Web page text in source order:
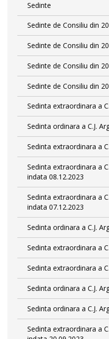
Sedinte
Sedinte de Consiliu din
Sedinte de Consiliu din
Sedinte de Consiliu din
Sedinte de Consiliu din
Sedinta extraordinara a
Sedinta ordinara a C.J.
Sedinta extraordinara a
Sedinta extraordinara a
indata 08.12.2023
Sedinta extraordinara a
indata 07.12.2023
Sedinta ordinara a C.J.
Sedinta extraordinara a
Sedinta extraordinara a
Sedinta ordinara a C.J.
Sedinta ordinara a C.J.
Sedinta extraordinara a